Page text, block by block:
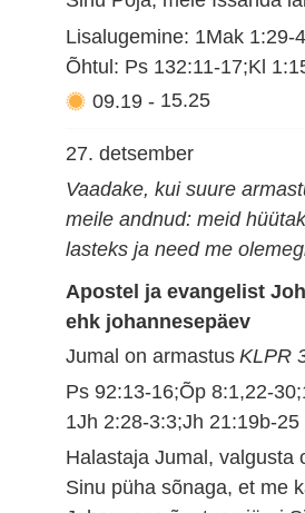
Lisalugemine: 1Mak 1:29-
Õhtul: Ps 132:11-17;Kl
09.19 - 15.25
27. detsember
Vaadake, kui suure
meile andnud: meid
lasteks ja need me
Apostel ja evangelist
ehk johannesepäev
Jumal on armastus KLPR
Ps 92:13-16;Õp 8:1,22-
1Jh 2:28-3:3;Jh 21:19b-25
Halastaja Jumal, valgusta
Sinu püha sõnaga, et me